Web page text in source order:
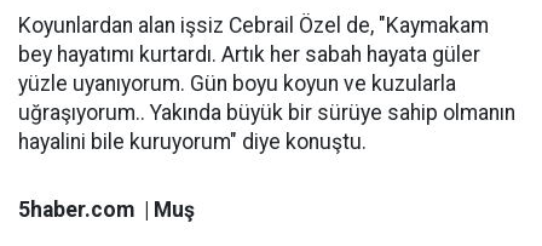
Koyunlardan alan işsiz Cebrail Özel de, "Kaymakam
bey hayatımı kurtardı. Artık her sabah hayata güler
yüzle uyanıyorum. Gün boyu koyun ve kuzularla
uğraşıyorum.. Yakında büyük bir sürüye sahip olmanın
hayalini bile kuruyorum" diye konuştu.
5haber.com | Muş